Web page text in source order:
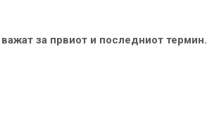
за првиот и последниот термин.